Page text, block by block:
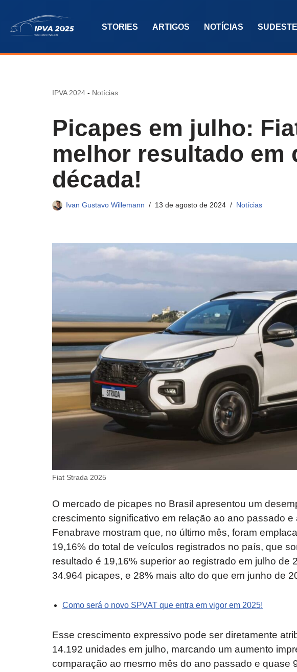
Pular
o
STORIES ARTIGOS NOTÍCIAS SUDESTE
IPVA 2024 - Notícias
Picapes em julho:
melhor resultado em
década!
Ivan Gustavo Willemann 13 de agosto de 2024 Notícias
Fiat Strada 2025
O mercado de picapes no Brasil apresentou um
crescimento significativo em relação ao ano passado
Fenabrave mostram que, no último mês, foram
19,16% do total de veículos registrados no país, que
resultado é 19,16% superior ao registrado em julho de
34.964 picapes, e 28% mais alto do que em junho de
Como será o novo SPVAT que entra em vigor em 2025!
Esse crescimento expressivo pode ser diretamente
14.192 unidades em julho, marcando um aumento
comparação ao mesmo mês do ano passado e quase